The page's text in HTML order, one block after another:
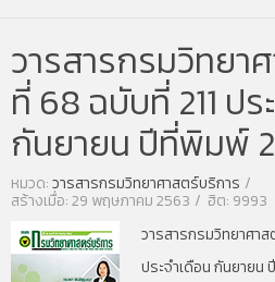
วารสารกรมวิทยา
ที่ 68 ฉบับที่ 211 ปร
กันยายน ปีที่พิมพ์
หมวด:วารสารกรมวิทยาศาสตร์บริการ
สร้างเมื่อ: 29 พฤษภาคม 2563 ฮิต: 9993
วารสารกรมวิทยาศา
ประจำเดือน กันยายน